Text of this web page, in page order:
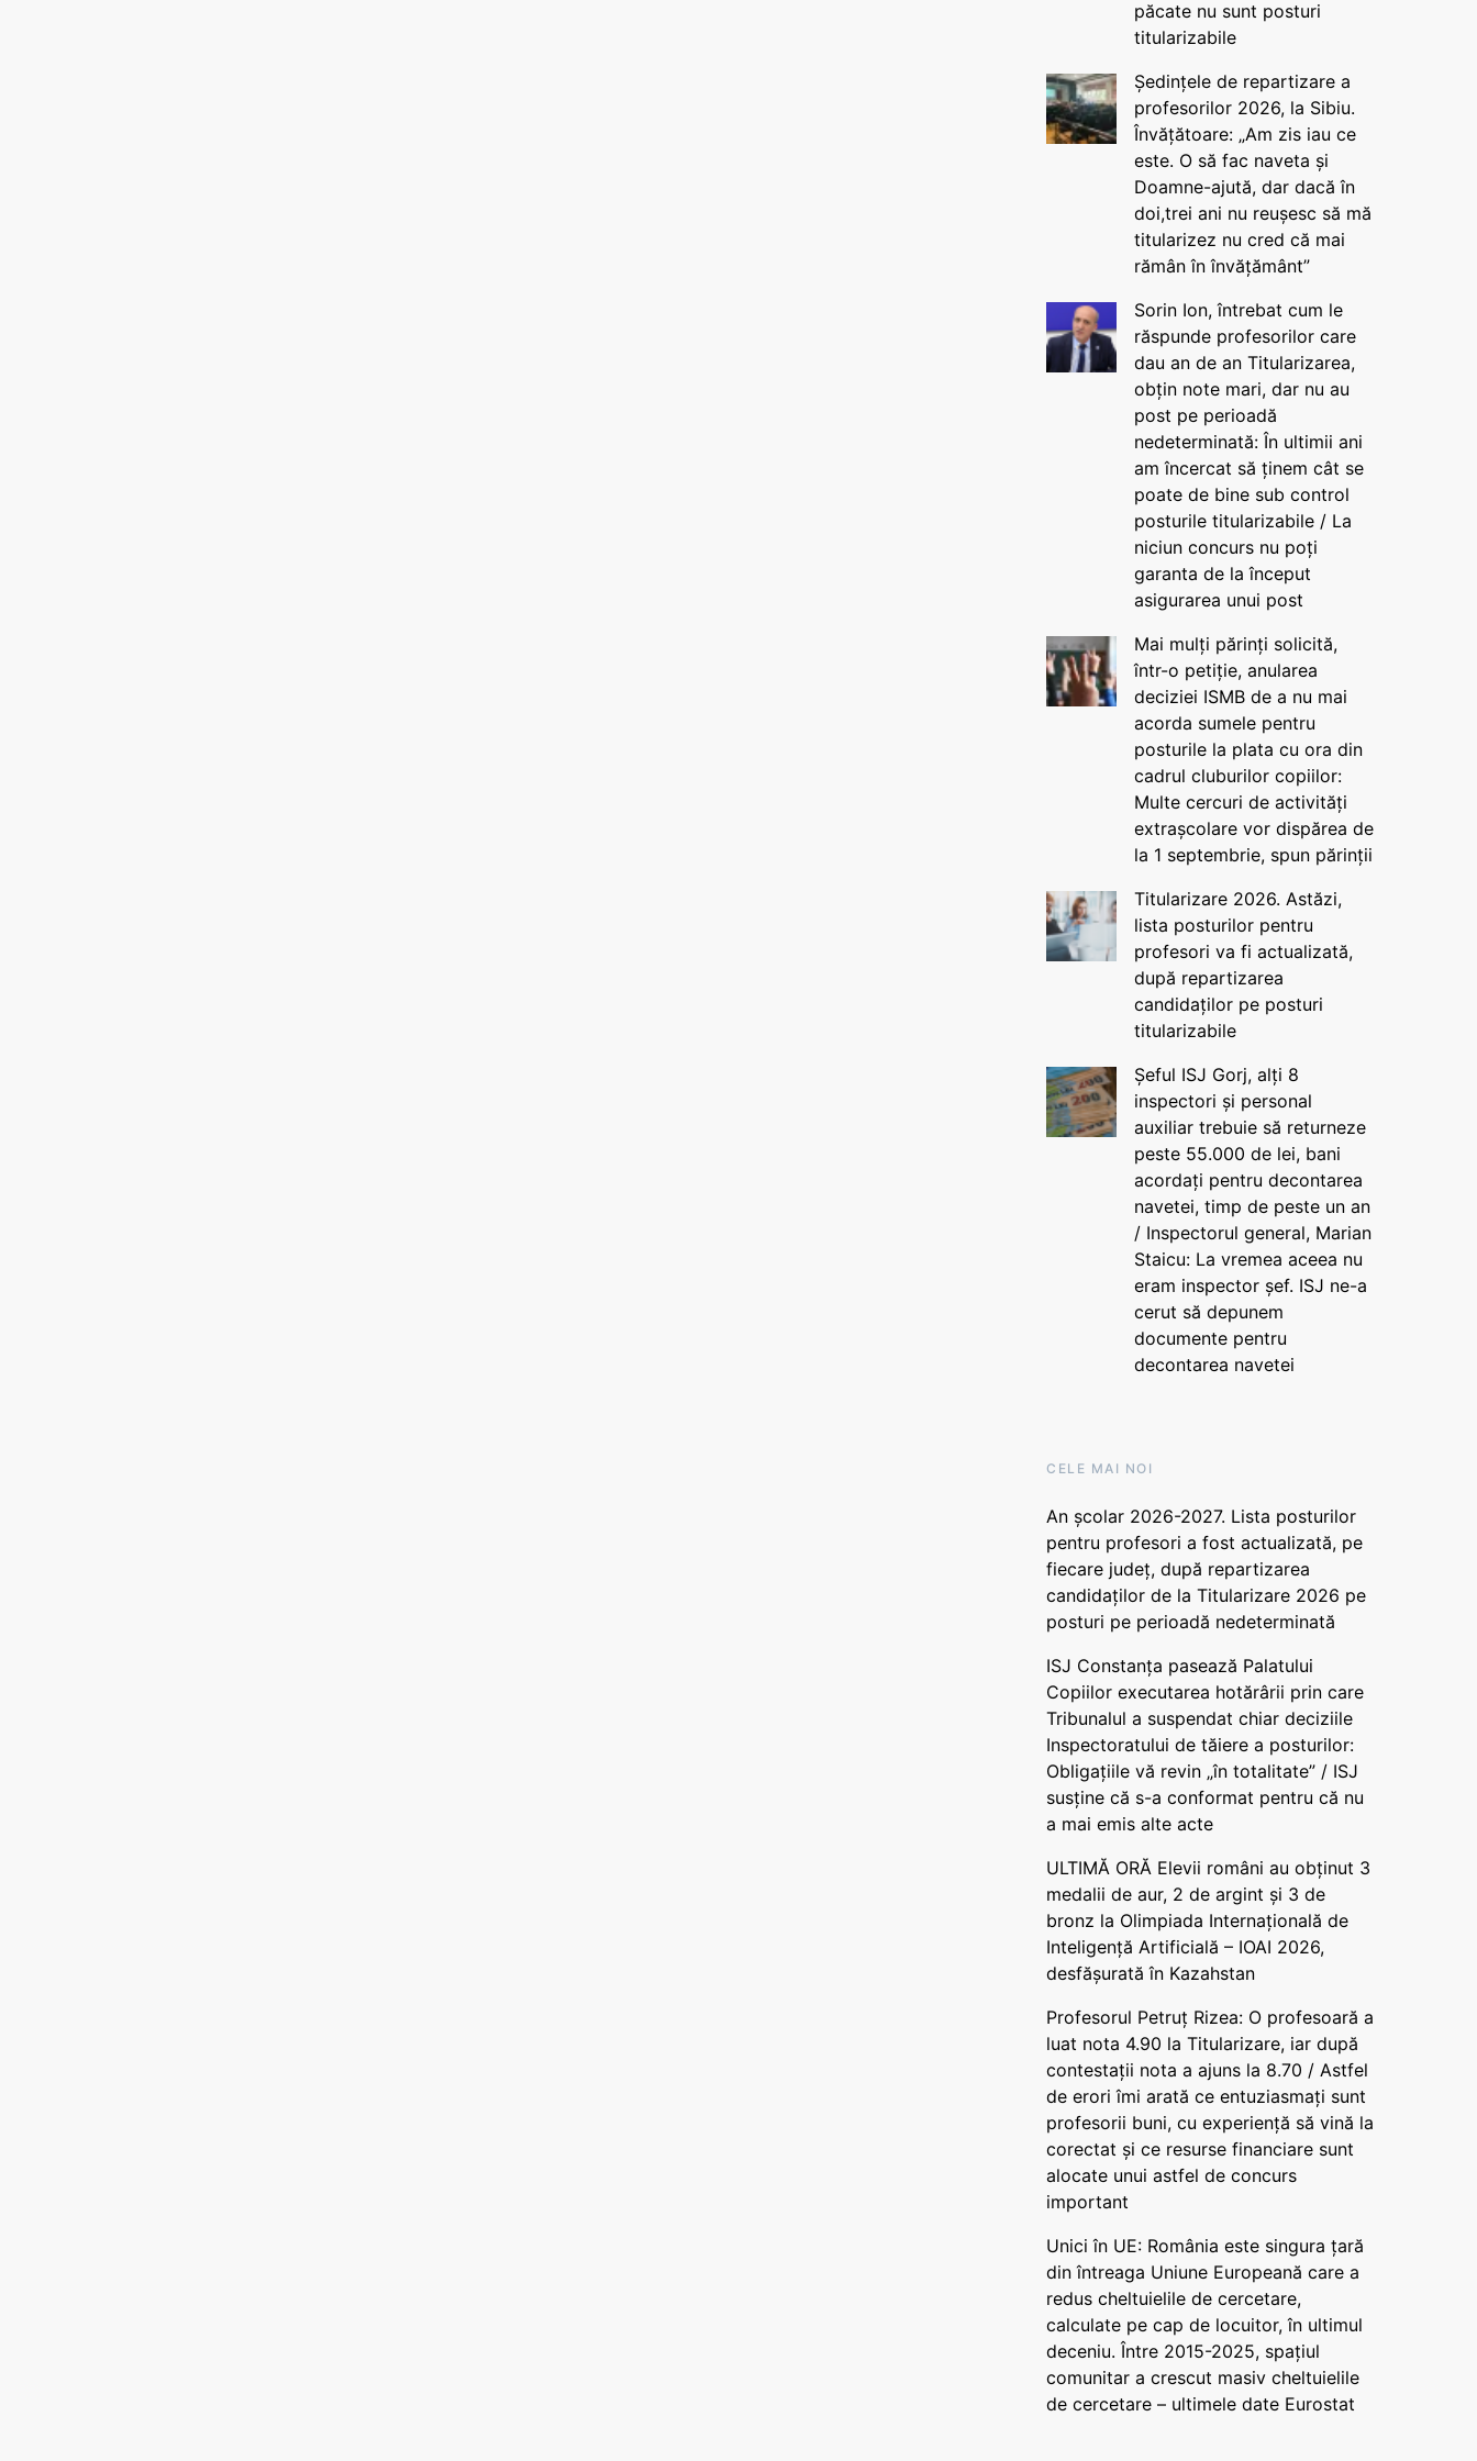
păcate nu sunt posturi
titularizabile
Ședințele de repartizare a
profesorilor 2026, la Sibiu.
Învățătoare: „Am zis iau ce
este. O să fac naveta și
Doamne-ajută, dar dacă în
doi,trei ani nu reușesc să mă
titularizez nu cred că mai
rămân în învățământ”
Sorin Ion, întrebat cum le
răspunde profesorilor care
dau an de an Titularizarea,
obțin note mari, dar nu au
post pe perioadă
nedeterminată: În ultimii ani
am încercat să ținem cât se
poate de bine sub control
posturile titularizabile / La
niciun concurs nu poți
garanta de la început
asigurarea unui post
Mai mulți părinți solicită,
într-o petiție, anularea
deciziei ISMB de a nu mai
acorda sumele pentru
posturile la plata cu ora din
cadrul cluburilor copiilor:
Multe cercuri de activități
extrașcolare vor dispărea de
la 1 septembrie, spun părinții
Titularizare 2026. Astăzi,
lista posturilor pentru
profesori va fi actualizată,
după repartizarea
candidaților pe posturi
titularizabile
Șeful ISJ Gorj, alți 8
inspectori și personal
auxiliar trebuie să returneze
peste 55.000 de lei, bani
acordați pentru decontarea
navetei, timp de peste un an
/ Inspectorul general, Marian
Staicu: La vremea aceea nu
eram inspector șef. ISJ ne-a
cerut să depunem
documente pentru
decontarea navetei
CELE MAI NOI
An școlar 2026-2027. Lista posturilor
pentru profesori a fost actualizată, pe
fiecare județ, după repartizarea
candidaților de la Titularizare 2026 pe
posturi pe perioadă nedeterminată
ISJ Constanța pasează Palatului
Copiilor executarea hotărârii prin care
Tribunalul a suspendat chiar deciziile
Inspectoratului de tăiere a posturilor:
Obligațiile vă revin „în totalitate” / ISJ
susține că s-a conformat pentru că nu
a mai emis alte acte
ULTIMĂ ORĂ Elevii români au obținut 3
medalii de aur, 2 de argint și 3 de
bronz la Olimpiada Internațională de
Inteligență Artificială – IOAI 2026,
desfășurată în Kazahstan
Profesorul Petruț Rizea: O profesoară a
luat nota 4.90 la Titularizare, iar după
contestații nota a ajuns la 8.70 / Astfel
de erori îmi arată ce entuziasmați sunt
profesorii buni, cu experiență să vină la
corectat și ce resurse financiare sunt
alocate unui astfel de concurs
important
Unici în UE: România este singura țară
din întreaga Uniune Europeană care a
redus cheltuielile de cercetare,
calculate pe cap de locuitor, în ultimul
deceniu. Între 2015-2025, spațiul
comunitar a crescut masiv cheltuielile
de cercetare – ultimele date Eurostat